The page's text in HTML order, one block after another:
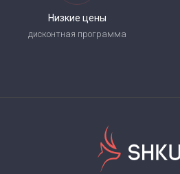
Низкие цены
дисконтная программа